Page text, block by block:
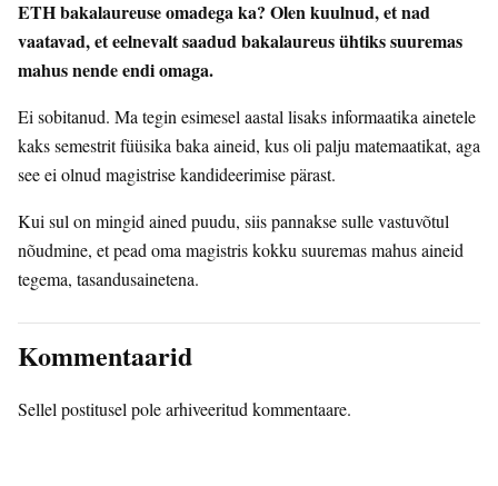
ETH bakalaureuse omadega ka? Olen kuulnud, et nad
vaatavad, et eelnevalt saadud bakalaureus ühtiks suuremas
mahus nende endi omaga.
Ei sobitanud. Ma tegin esimesel aastal lisaks informaatika ainetele
kaks semestrit füüsika baka aineid, kus oli palju matemaatikat, aga
see ei olnud magistrise kandideerimise pärast.
Kui sul on mingid ained puudu, siis pannakse sulle vastuvõtul
nõudmine, et pead oma magistris kokku suuremas mahus aineid
tegema, tasandusainetena.
Kommentaarid
Sellel postitusel pole arhiveeritud kommentaare.